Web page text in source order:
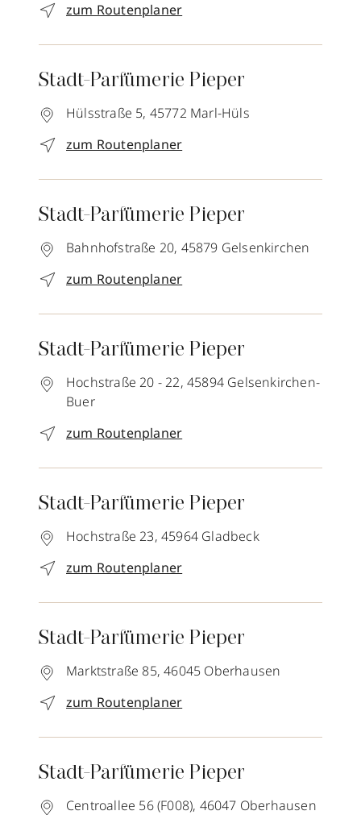
zum Routenplaner
Stadt-Parfümerie Pieper
Hülsstraße 5, 45772 Marl-Hüls
zum Routenplaner
Stadt-Parfümerie Pieper
Bahnhofstraße 20, 45879 Gelsenkirchen
zum Routenplaner
Stadt-Parfümerie Pieper
Hochstraße 20 - 22, 45894 Gelsenkirchen-
Buer
zum Routenplaner
Stadt-Parfümerie Pieper
Hochstraße 23, 45964 Gladbeck
zum Routenplaner
Stadt-Parfümerie Pieper
Marktstraße 85, 46045 Oberhausen
zum Routenplaner
Stadt-Parfümerie Pieper
Centroallee 56 (F008), 46047 Oberhausen